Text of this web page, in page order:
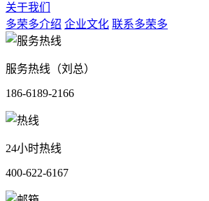
关于我们
多荣多介绍 企业文化 联系多荣多
服务热线（刘总）
186-6189-2166
24小时热线
400-622-6167